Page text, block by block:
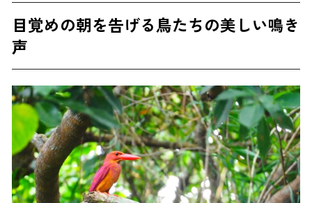
目覚めの朝を告げる鳥たちの美しい鳴き
声